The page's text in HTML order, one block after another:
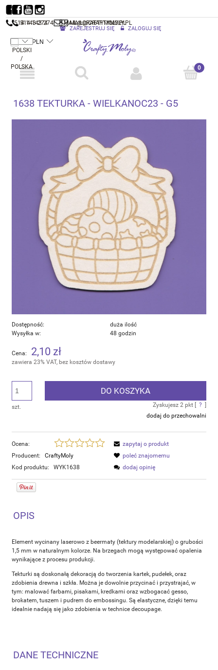
514 143 274 MAIL@CRAFTYMOLY.PL
ZAREJESTRUJ SIĘ ZALOGUJ SIĘ
514 143 274 MAIL@CRAFTYMOLY.PL
1638 TEKTURKA - WIELKANOC23 - G5
Dostępność:
duża ilość
Wysyłka w:
48 godzin
Cena: 2,10 zł
zawiera 23% VAT, bez kosztów dostawy
szt.
DO KOSZYKA
Zyskujesz 2 pkt [ ?
dodaj do przechowalni
Ocena:
Producent:
CraftyMoly
Kod produktu:
WYK1638
zapytaj o produkt
poleć znajomemu
dodaj opinię
OPIS
Element wycinany laserowo z beermaty (tektury modelarskiej) o grubości
1,5 mm w naturalnym kolorze. Na brzegach mogą występować opalenia
wynikające z procesu produkcji.
Tekturki są doskonałą dekoracją do tworzenia kartek, pudełek, oraz
zdobienia drewna i szkła. Można je dowolnie przycinać i przystrajać, w
tym: malować farbami, pisakami, kredkami oraz wzbogacać gesso,
brokatem, tuszem i pudrem do embossingu. Są elastyczne, dzięki temu
idealnie nadają się jako zdobienia w technice decoupage.
DANE TECHNICZNE